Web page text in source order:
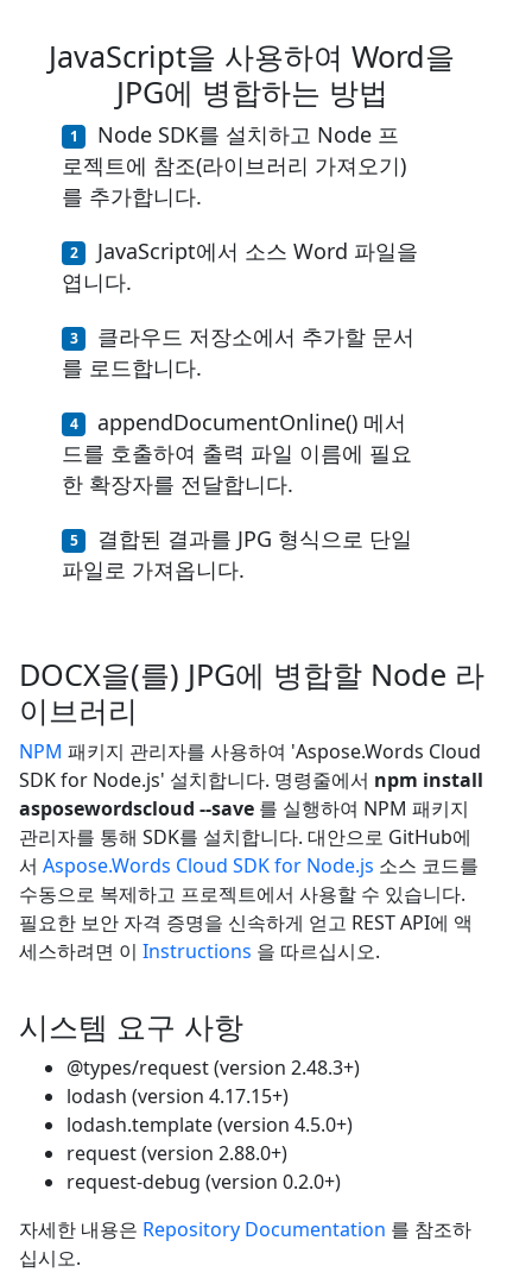
JavaScript을 사용하여 Word을
JPG에 병합하는 방법
Node SDK를 설치하고 Node 프
로젝트에 참조(라이브러리 가져오기)
를 추가합니다.
JavaScript에서 소스 Word 파일을
엽니다.
클라우드 저장소에서 추가할 문서
를 로드합니다.
appendDocumentOnline() 메서
드를 호출하여 출력 파일 이름에 필요
한 확장자를 전달합니다.
결합된 결과를 JPG 형식으로 단일
파일로 가져옵니다.
DOCX을(를) JPG에 병합할 Node 라
이브러리
NPM 패키지 관리자를 사용하여 'Aspose.Words Cloud
SDK for Node.js' 설치합니다. 명령줄에서 npm install
asposewordscloud --save 를 실행하여 NPM 패키지
관리자를 통해 SDK를 설치합니다. 대안으로 GitHub에
서 Aspose.Words Cloud SDK for Node.js 소스 코드를
수동으로 복제하고 프로젝트에서 사용할 수 있습니다.
필요한 보안 자격 증명을 신속하게 얻고 REST API에 액
세스하려면 이 Instructions 을 따르십시오.
시스템 요구 사항
@types/request (version 2.48.3+)
lodash (version 4.17.15+)
lodash.template (version 4.5.0+)
request (version 2.88.0+)
request-debug (version 0.2.0+)
자세한 내용은 Repository Documentation 를 참조하
십시오.